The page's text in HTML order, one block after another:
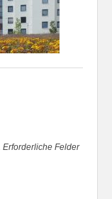
Erforderliche Felder